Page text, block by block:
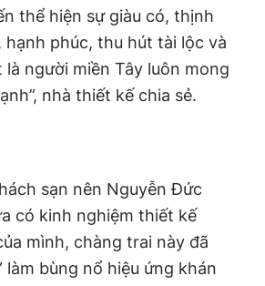
thể hiện sự giàu có, thịnh
phúc, thu hút tài lộc và
người miền Tây luôn mong
nhà thiết kế chia sẻ.
sạn nên Nguyễn Đức
có kinh nghiệm thiết kế
mình, chàng trai này đã
bùng nổ hiệu ứng khán